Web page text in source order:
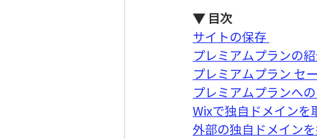
▼ 目次
サイトの保存
プレミアムプランの
プレミアムプラン セ
プレミアムプランへ
Wixで独自ドメインを
外部の独自ドメイン